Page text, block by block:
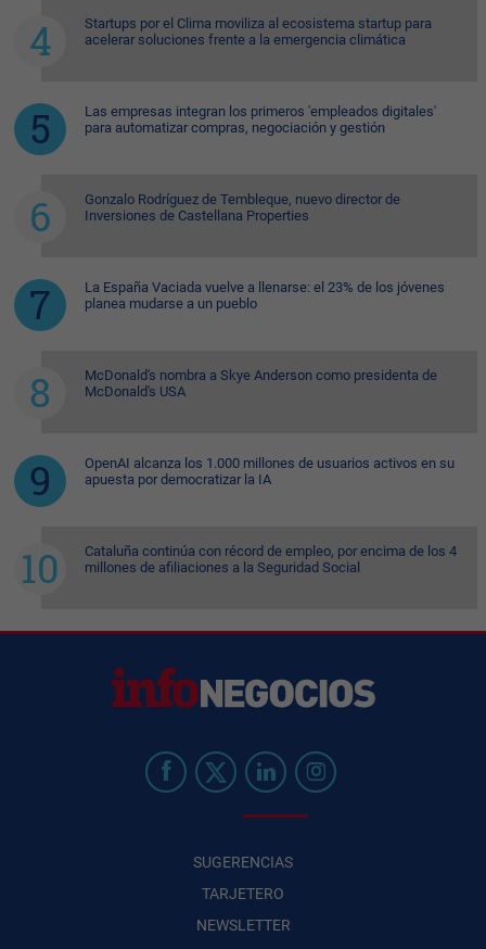
Startups por el Clima moviliza al ecosistema startup para
acelerar soluciones frente a la emergencia climática
Las empresas integran los primeros 'empleados digitales'
para automatizar compras, negociación y gestión
Gonzalo Rodríguez de Tembleque, nuevo director de
Inversiones de Castellana Properties
La España Vaciada vuelve a llenarse: el 23% de los jóvenes
planea mudarse a un pueblo
McDonald's nombra a Skye Anderson como presidenta de
McDonald's USA
OpenAI alcanza los 1.000 millones de usuarios activos en su
apuesta por democratizar la IA
Cataluña continúa con récord de empleo, por encima de los 4
millones de afiliaciones a la Seguridad Social
SUGERENCIAS
TARJETERO
NEWSLETTER